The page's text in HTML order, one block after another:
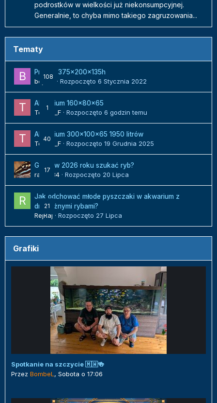
podrostków w wielkości już niekonsumpcyjnej.
Generalnie, to chyba mimo takiego zagruzowania...
Tematy
108
Projekt 375x200x135h
bojack
· Rozpoczęto 6 Stycznia 2022
1
Akwarium 160x80x65
Tomek_F · Rozpoczęto 6 godzin temu
40
Akwarium 300x100x65 1950 litrów
Tomek_F · Rozpoczęto 19 Grudnia 2025
17
Gdzie w 2026 roku szukać ryb?
radek84 · Rozpoczęto 20 Lipca
21
Jak odchować młode pyszczaki w akwarium z
drapieżnymi rybami?
RejRaj · Rozpoczęto 27 Lipca
Grafiki
Spotkanie na szczycie 🇲🇼🍻
Przez BombeL , Sobota o 17:06